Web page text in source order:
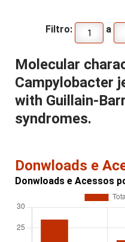
Filtro: a
Molecular
Campylobacter
with Guillain-
syndromes.
Donwloads e
Donwloads e Acessos